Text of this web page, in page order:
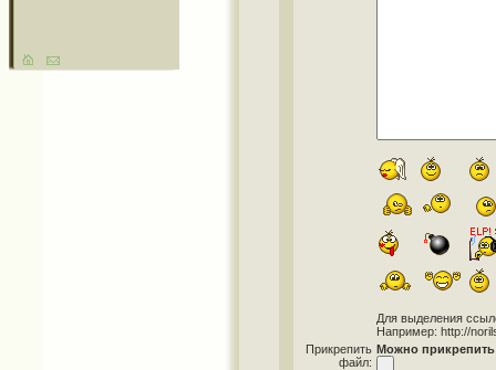
Для выделения
Например: http://
Прикрепить
файл:
Можно